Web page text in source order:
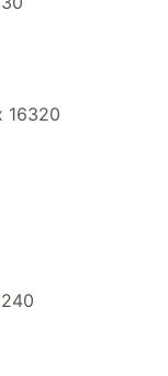
16320